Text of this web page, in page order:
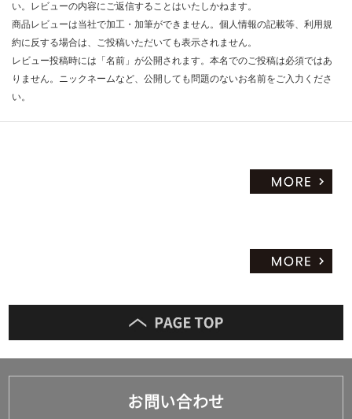
い。レビューの内容にご返信することはいたしかねます。
商品レビューは当社で加工・加筆ができません。個人情報の記載等、利用規
約に反する場合は、ご投稿いただいても表示されません。
レビュー投稿時には「名前」が公開されます。本名でのご投稿は必須ではあ
りません。ニックネームなど、公開しても問題のないお名前をご入力くださ
い。
お問い合わせ